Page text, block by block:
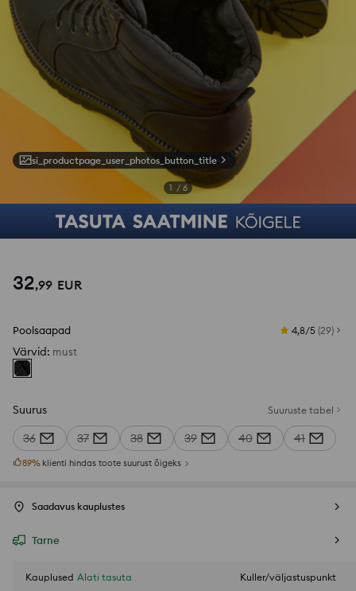
si_productpage_user_photos_button_title
1 / 6
32,99 EUR
Poolsaapad 4,8/5 (29)
Värvid: must
Suurus Suuruste tabel
36 37 38 39 40 41
89% klienti hindas toote suurust õigeks
Saadavus kauplustes
Tarne
Kauplused Alati tasuta
Kuller/väljastuspunkt